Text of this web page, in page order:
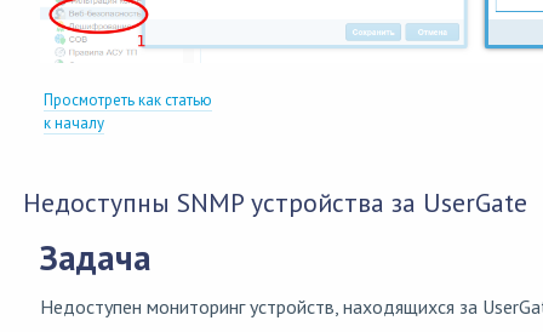
Просмотреть как статью
к началу
Недоступны SNMP устройства за UserGate
Задача
Недоступен мониторинг устройств, находящихся за